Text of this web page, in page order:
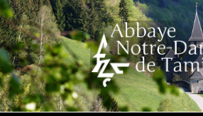
Aller
au
contenu.
|
Aller
à
la
navigation
Outils
personnels
Chercher par
Recherche
avancée…